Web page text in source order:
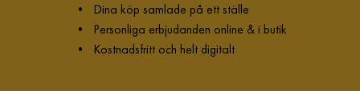
• Dina köp samlade på ett ställe
• Personliga erbjudanden online & i butik
• Kostnadsfritt och helt digitalt